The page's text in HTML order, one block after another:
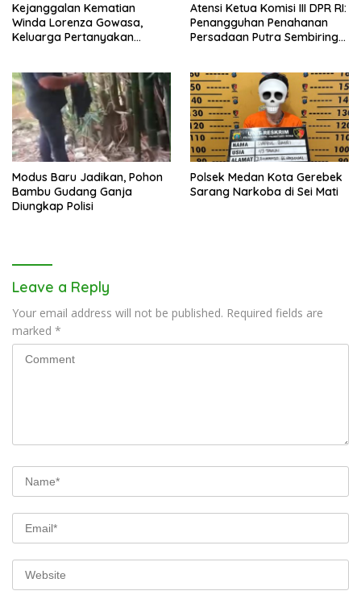
Kejanggalan Kematian
Winda Lorenza Gowasa,
Keluarga Pertanyakan
Atensi Ketua Komisi III DPR RI:
Penangguhan Penahanan
Persadaan Putra Sembiring
Modus Baru Jadikan, Pohon
Bambu Gudang Ganja
Diungkap Polisi
Polsek Medan Kota Gerebek
Sarang Narkoba di Sei Mati
Leave a Reply
Your email address will not be published. Required fields are
marked *